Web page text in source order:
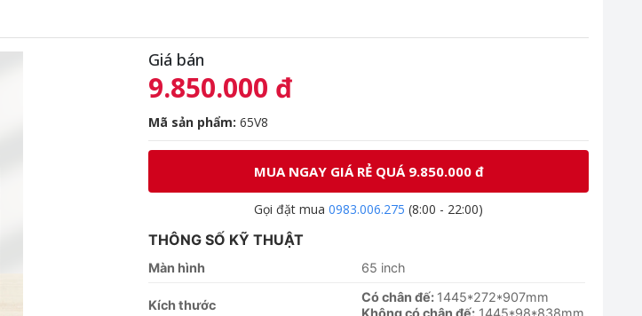
Giá bán
9.850.000 đ
Mã sản phẩm: 65V8
MUA NGAY GIÁ RẺ QUÁ 9.850.000 đ
Gọi đặt mua 0983.006.275 (8:00 - 22:00)
THÔNG SỐ KỸ THUẬT
Màn hình 65 inch
Kích thước
Có chân đế: 1445*272*907mm
Không có chân đế: 1445*98*838mm